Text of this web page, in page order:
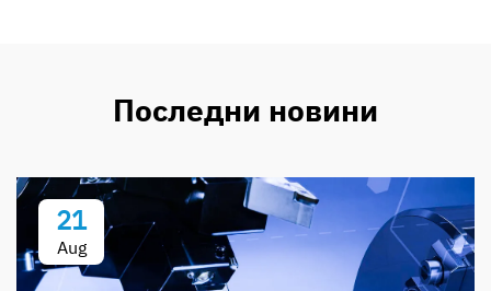
Последни новини
21
Aug